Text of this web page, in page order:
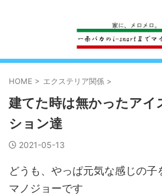
HOME > エクステリア関係 >
建てた時は無かったアイ
ション達
2021-05-13
どうも、やっぱ元気な感じの子
マノジョーです